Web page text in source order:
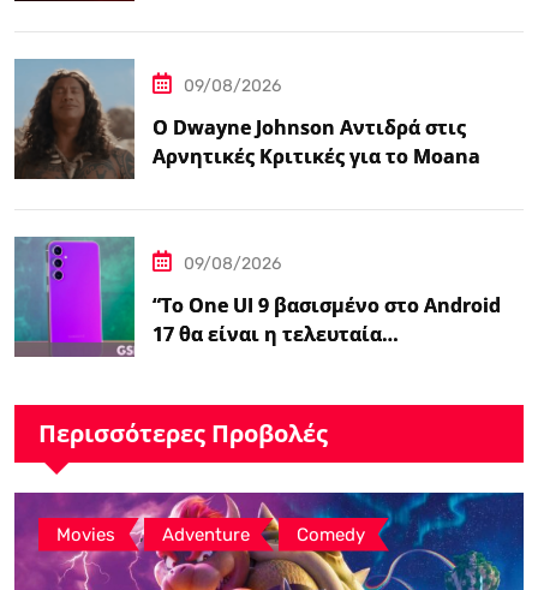
09/08/2026
Ο Dwayne Johnson Αντιδρά στις
Αρνητικές Κριτικές για το Moana
Δράσης της Disney
09/08/2026
“Το One UI 9 βασισμένο στο Android
17 θα είναι η τελευταία…
Περισσότερες Προβολές
Movies , Adventure , Comedy